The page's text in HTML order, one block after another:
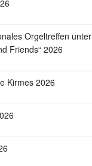
Orgeltreffen unter
Friends“ 2026
Kirmes 2026